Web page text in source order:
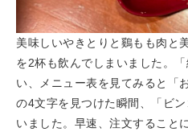
美味しいやきとりと鷄もも肉と
を2杯も飲んでしまいました。
い、メニュー表を見てみると「
の4文字を見つけた瞬間、「ビ
いました。早速、注文すること